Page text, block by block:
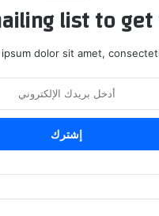
list to
ipsum dolor sit amet,